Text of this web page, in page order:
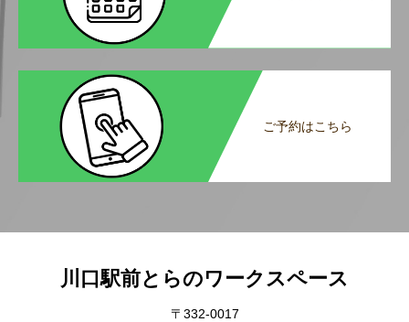
ご予約はこちら
川口駅前とらのワークスペース
〒332-0017